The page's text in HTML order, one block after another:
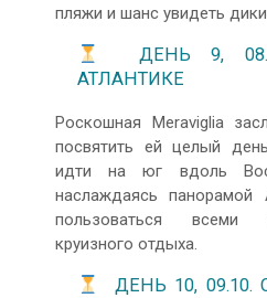
пляжи и шанс увидеть
ДЕНЬ 9,
АТЛАНТИКЕ
Роскошная Meraviglia
посвятить ей целый
идти на юг вдоль
наслаждаясь панорамой
пользоваться всеми
круизного отдыха.
ДЕНЬ 10,